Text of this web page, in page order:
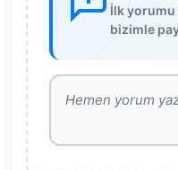
İlk yorumu
bizimle